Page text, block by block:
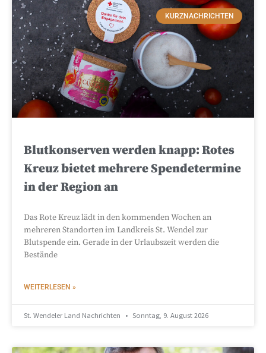
KURZNACHRICHTEN
Blutkonserven werden knapp: Rotes
Kreuz bietet mehrere Spendetermine
in der Region an
Das Rote Kreuz lädt in den kommenden Wochen an
mehreren Standorten im Landkreis St. Wendel zur
Blutspende ein. Gerade in der Urlaubszeit werden die
Bestände
WEITERLESEN »
St. Wendeler Land Nachrichten Sonntag, 9. August 2026